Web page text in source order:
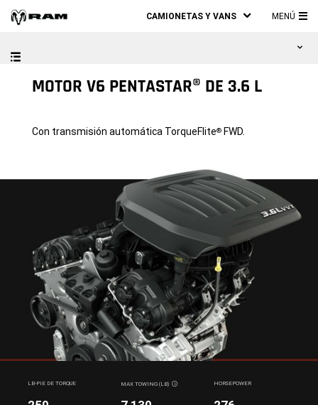
CAMIONETAS Y VANS MENÚ
MOTOR V6 PENTASTAR® DE 3.6 L
Con transmisión automática TorqueFlite® FWD.
LB-PIE DE TORQUE MAX TOWING(LB) DISCLOSURE HORSEPOWER